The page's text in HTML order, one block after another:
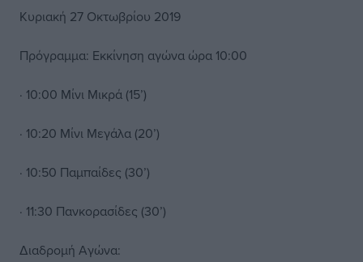
Κυριακή 27 Οκτωβρίου 2019
Πρόγραμμα: Εκκίνηση αγώνα ώρα 10:00
· 10:00 Μίνι Μικρά (15’)
· 10:20 Μίνι Μεγάλα (20’)
· 10:50 Παμπαίδες (30’)
· 11:30 Πανκορασίδες (30’)
Διαδρομή Αγώνα: